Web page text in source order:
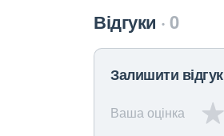
Відгуки 0
Залишити відгук
Ваша оцінка